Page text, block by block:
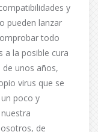
y
pueden lanzar
todo
a la posible cura
unos años,
virus que se
poco y
de